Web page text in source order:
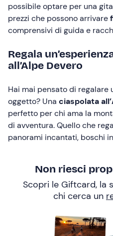
possibile optare per una
prezzi che possono arrivare
comprensivi di guida e
Regala
all’Alpe Devero
Hai mai pensato di regalare
oggetto? Una ciaspolata
perfetto per chi ama la
di avventura. Quello che
panorami incantati, boschi
Non riesci
Scopri le Giftcard, la
chi cerca un